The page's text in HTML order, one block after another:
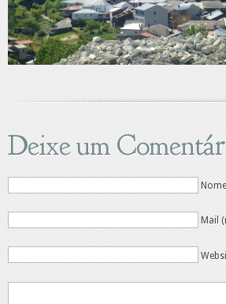
Deixe um
Mail